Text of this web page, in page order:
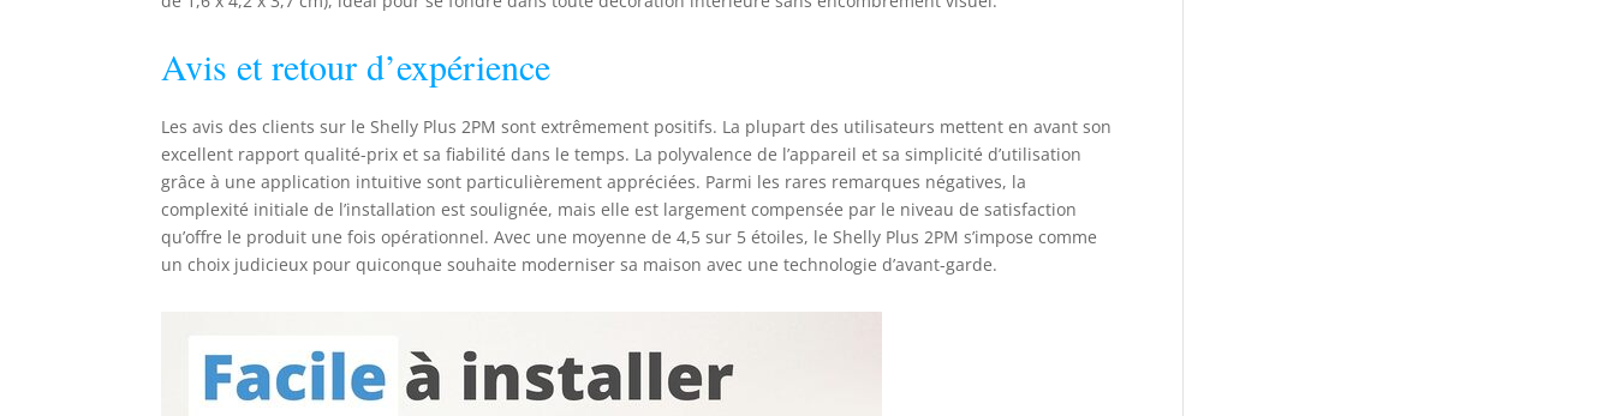
Avis et retour d’expérience
Les avis des clients sur le Shelly Plus 2PM sont extrêmement positifs. La plupart des utilisateurs mettent en avant son
excellent rapport qualité-prix et sa fiabilité dans le temps. La polyvalence de l’appareil et sa simplicité d’utilisation
grâce à une application intuitive sont particulièrement appréciées. Parmi les rares remarques négatives, la
complexité initiale de l’installation est soulignée, mais elle est largement compensée par le niveau de satisfaction
qu’offre le produit une fois opérationnel. Avec une moyenne de 4,5 sur 5 étoiles, le Shelly Plus 2PM s’impose comme
un choix judicieux pour quiconque souhaite moderniser sa maison avec une technologie d’avant-garde.